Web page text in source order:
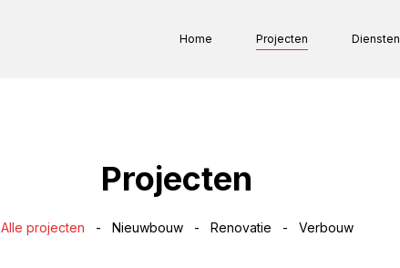
Main navigation
Home Projecten Diensten
Projecten
Alle projecten - Nieuwbouw - Renovatie - Verbouw